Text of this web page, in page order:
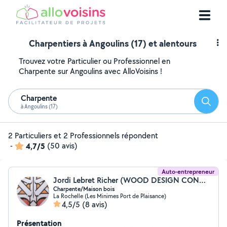
Charpentiers à Angoulins (17) et alentours
Trouvez votre Particulier ou Professionnel en
Charpente sur Angoulins avec AlloVoisins !
Charpente
à Angoulins (17)
2 Particuliers et 2 Professionnels répondent
-
4,7/5 (50 avis)
Auto-entrepreneur
Jordi Lebret Richer (WOOD DESIGN CONCEPT)
Charpente/Maison bois
La Rochelle (Les Minimes Port de Plaisance)
4,5/5 (8 avis)
Présentation